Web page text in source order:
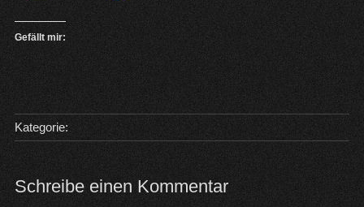
Gefällt mir:
Kategorie:
Schreibe einen Kommentar